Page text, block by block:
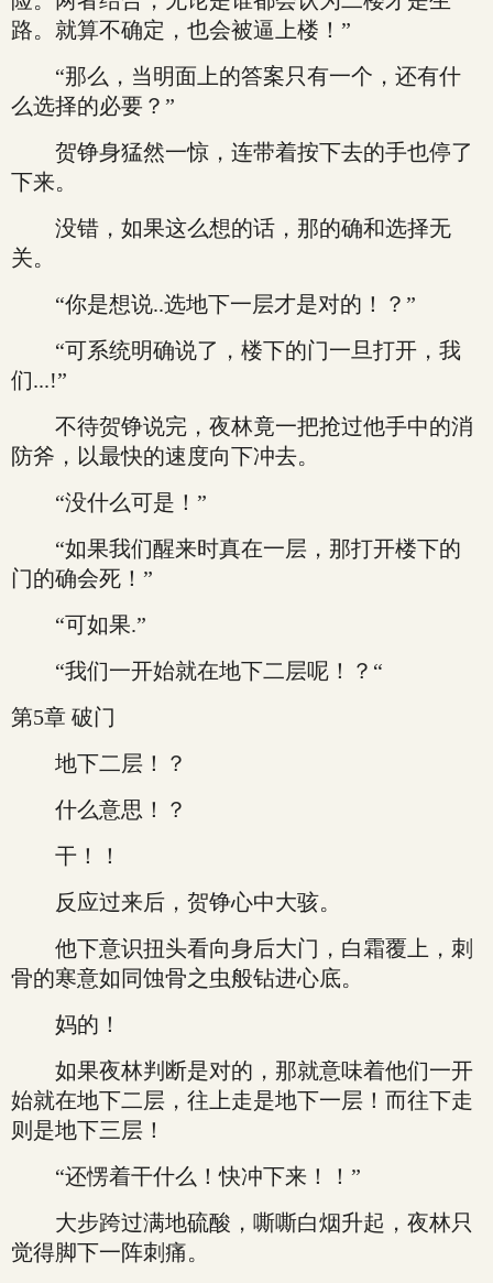
路。就算不确定，也会被逼上楼！”
“那么，当明面上的答案只有一个，还有什
么选择的必要？”
贺铮身猛然一惊，连带着按下去的手也停了
下来。
没错，如果这么想的话，那的确和选择无
关。
“你是想说..选地下一层才是对的！？”
“可系统明确说了，楼下的门一旦打开，我
们...!”
不待贺铮说完，夜林竟一把抢过他手中的消
防斧，以最快的速度向下冲去。
“没什么可是！”
“如果我们醒来时真在一层，那打开楼下的
门的确会死！”
“可如果.”
“我们一开始就在地下二层呢！？“
第5章 破门
地下二层！？
什么意思！？
干！！
反应过来后，贺铮心中大骇。
他下意识扭头看向身后大门，白霜覆上，刺
骨的寒意如同蚀骨之虫般钻进心底。
妈的！
如果夜林判断是对的，那就意味着他们一开
始就在地下二层，往上走是地下一层！而往下走
则是地下三层！
“还愣着干什么！快冲下来！！”
大步跨过满地硫酸，嘶嘶白烟升起，夜林只
觉得脚下一阵刺痛。